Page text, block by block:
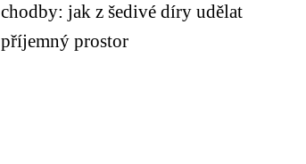
chodby: jak z šedivé díry udělat
příjemný prostor